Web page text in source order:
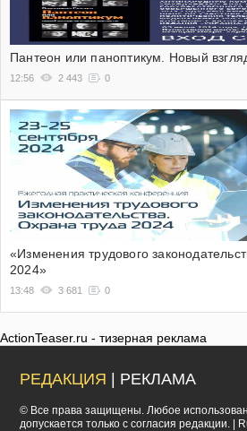
Пантеон или паноптикум. Новый
12:56 2 443 0
«Изменения трудового
2024»
13:48 3 681 0
ActionTeaser.ru - тизерная реклама
РЕДАКЦИЯ | РЕКЛАМА
© Все права защищены. Любое
допускается только с согласия редакции. |